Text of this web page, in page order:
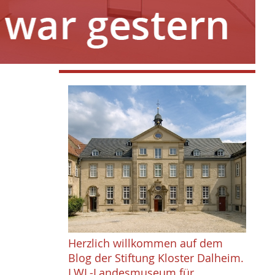
Herzlich willkommen auf dem
Blog der Stiftung Kloster Dalheim.